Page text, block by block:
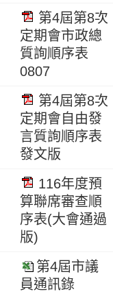
第4屆第8次
定期會市政總
質詢順序表
0807
第4屆第8次
定期會自由發
言質詢順序表
發文版
116年度預
算聯席審查順
序表(大會通過
版)
第4屆市議
員通訊錄